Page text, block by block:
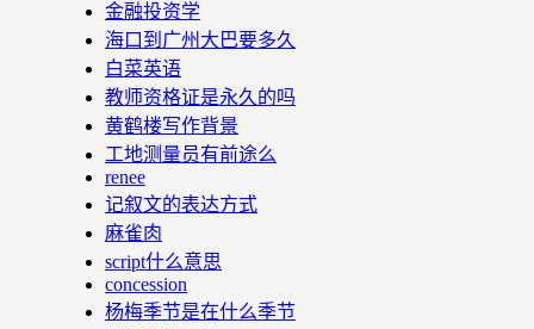
金融投资学
海口到广州大巴要多久
白菜英语
教师资格证是永久的吗
黄鹤楼写作背景
工地测量员有前途么
renee
记叙文的表达方式
麻雀肉
script什么意思
concession
杨梅季节是在什么季节